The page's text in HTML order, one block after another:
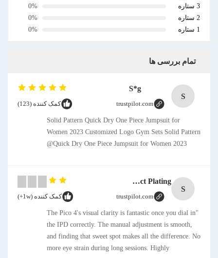
3 ستاره
0%
2 ستاره
0%
1 ستاره
0%
تمام بررسی ها
S
S*g
trustpilot.com کمک کننده (123)
Solid Pattern Quick Dry One Piece Jumpsuit for
Women 2023 Customized Logo Gym Sets Solid Pattern
Quick Dry One Piece Jumpsuit for Women 2023@
S
SMT CAP Type Box Header Connector 1.27mm Pitch Gold Flash Contact Plating
trustpilot.com کمک کننده (1w+)
"The Pico 4's visual clarity is fantastic once you dial in
the IPD correctly. The manual adjustment is smooth,
and finding that sweet spot makes all the difference. No
more eye strain during long sessions. Highly